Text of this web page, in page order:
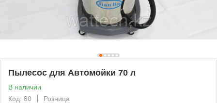
Пылесос для Автомойки 70 л
В наличии
Код: 80
Розница